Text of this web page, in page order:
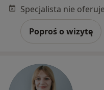
Poproś o wizytę